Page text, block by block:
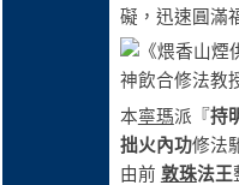
礙，迅速圓滿
本寧瑪派『持
拙火內功修法
由前 敦珠法王